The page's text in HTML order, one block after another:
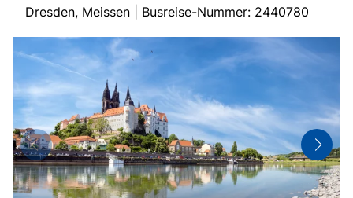
Start
Mehrtagesreisen
Tagesfahrten
Bus anmieten
Kataloge
Kontakt
Dresden, Meissen | Busreise-Nummer: 2440780